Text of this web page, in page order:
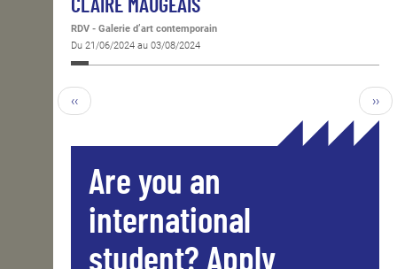
CLAIRE MAUGEAIS
RDV - Galerie d’art contemporain
Du 21/06/2024 au 03/08/2024
‹‹ ››
Are you an
international
student? Apply